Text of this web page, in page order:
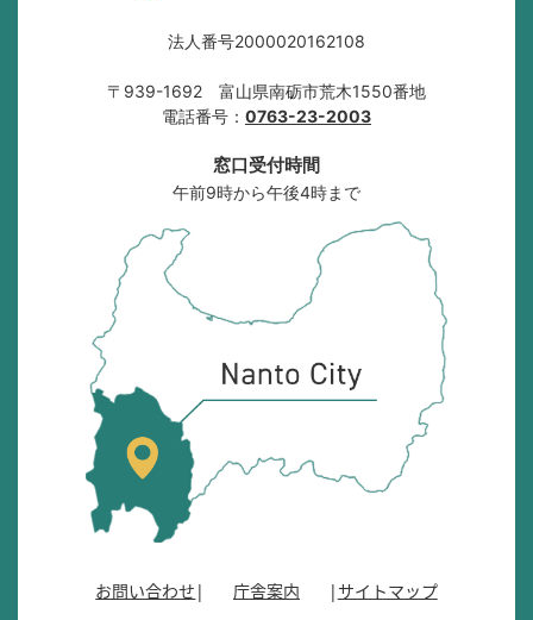
法人番号2000020162108
〒939-1692 富山県南砺市荒木1550番地
電話番号： 0763-23-2003
窓口受付時間
午前9時から午後4時まで
位
置
を
記
し
た
地
。
富
お問い合わせ 庁舎案内
サイトマップ